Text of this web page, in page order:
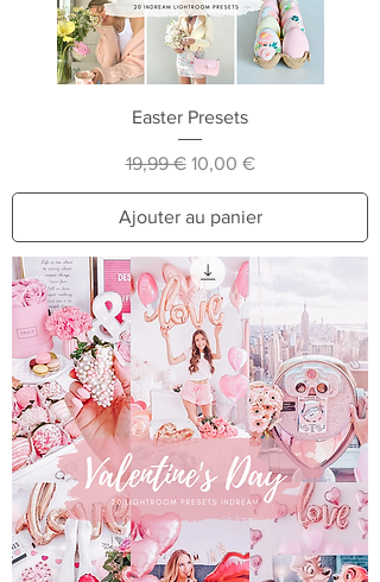
Easter Presets
Prix original
19,99 € Prix promotionnel
10,00 €
Ajouter au panier